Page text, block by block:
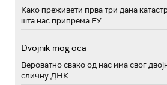
Како преживети прва три дана
шта нас припрема ЕУ
Dvojnik mog oca
Вероватно свако од нас има свог
сличну ДНК